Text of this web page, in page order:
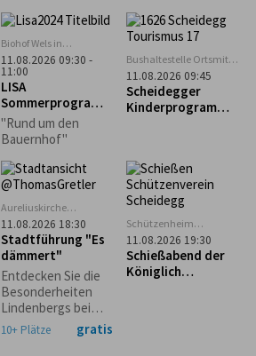
Biohof Wels in
Oberthalhofen
11.08.2026 09:30 -
11:00
LISA
Sommerprogramm
: Hofeinblicke
"Rund um den
Bauernhof"
Bushaltestelle Ortsmitte
Scheidegg
11.08.2026 09:45
Scheidegger
Kinderprogramm:
Heim in Scheffau
Aureliuskirche
Lindenberg
11.08.2026 18:30
Stadtführung "Es
dämmert"
Entdecken Sie die
Besonderheiten
Lindenbergs bei
einem abendlichen
Spaziergang durch
10+ Plätze gratis
Schützenheim
Scheidegg
(ehem. Lokschuppen)
11.08.2026 19:30
Schießabend der
Königlich